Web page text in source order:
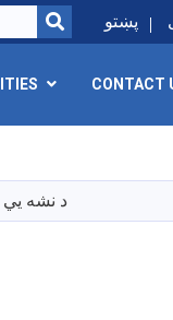
SEARCH
پښتو
CONTACT
د نشه يي توکو سره د